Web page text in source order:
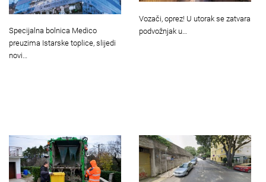
Specijalna bolnica Medico
preuzima Istarske toplice, slijedi
novi…
Vozači, oprez! U utorak se zatvara
podvožnjak u…